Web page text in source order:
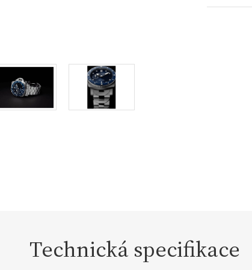
Technická specifikace